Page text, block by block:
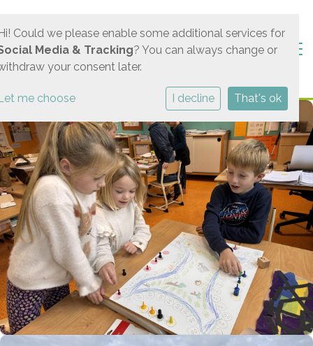
Could we please enable some additional services for
Media & Tracking? You can always change or
your consent later.
me choose I decline That's ok